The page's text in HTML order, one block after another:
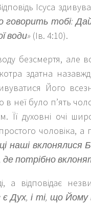
Ісуса
тобі:
води» (Ів. 4:10).
безсмертя, але
здатна
Його
неї було п’ять
Її духовні очі
чоловіка, а
наші вклонялися
потрібно
а відповідає
є Дух, і ті, що